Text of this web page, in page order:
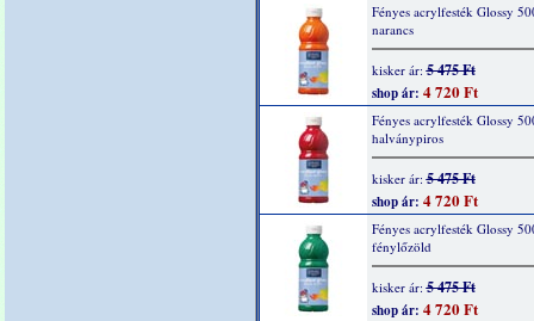
Fényes acrylfesték Glossy
narancs
kisker ár:5 475 Ft
shop ár: 4 720 Ft
Fényes acrylfesték Glossy
halványpiros
kisker ár:5 475 Ft
shop ár: 4 720 Ft
Fényes acrylfesték Glossy
fénylőzöld
kisker ár:5 475 Ft
shop ár: 4 720 Ft